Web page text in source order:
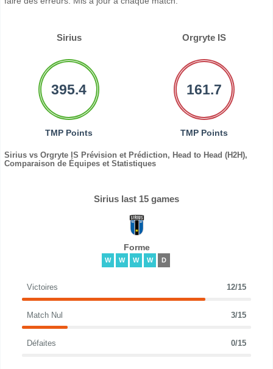
Sirius Orgryte IS
395.4
TMP Points
161.7
TMP Points
Sirius vs Orgryte IS Prévision et Prédiction, Head to Head (H2H),
Comparaison de Équipes et Statistiques
Sirius last 15 games
Forme
W W W W D
Victoires 12/15
Match Nul 3/15
Défaites 0/15